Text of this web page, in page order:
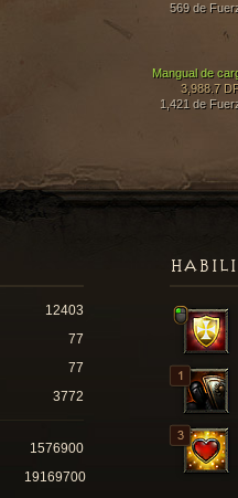
569 de
Mangual de
3,988.7
1,421 de
12403
77
77
3772
1576900
19169700